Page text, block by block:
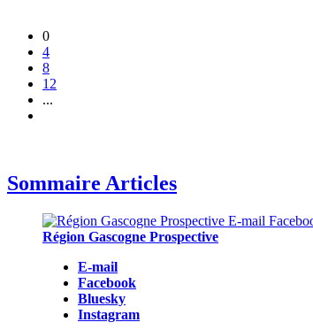
0
4
8
12
...
Sommaire Articles
Région Gascogne Prospective
E-mail
Facebook
Bluesky
Instagram